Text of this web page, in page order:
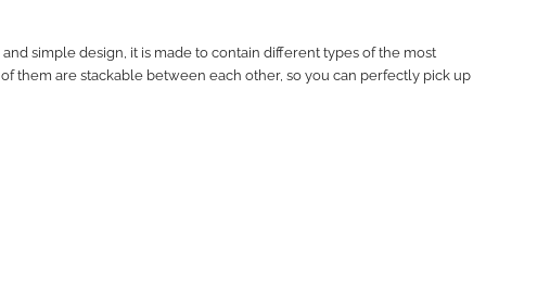
simple design, it is made to contain different types of the most
them are stackable between each other, so you can perfectly pick up